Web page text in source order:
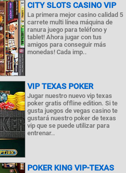
CITY SLOTS CASINO VIP
La primera mejor casino calidad 5
carrete multi línea máquina de
ranura juego para teléfono y
tablet! Ahora jugar con tus
amigos para conseguir más
monedas! Cada imp..
VIP TEXAS POKER
Jugar nuestro nuevo vip texas
poker gratis offline edition. Si te
gusta juegos de vegas casino te
gustará nuestro poker de texas
vip que se puede utilizar para
entrenar..
POKER KING VIP-TEXAS